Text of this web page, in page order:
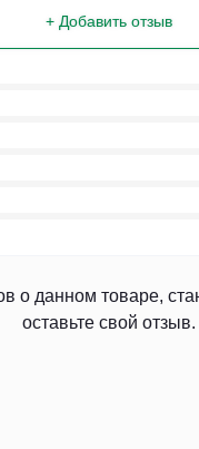
+ Добавить отзыв
о данном товаре,
оставьте свой отзыв.